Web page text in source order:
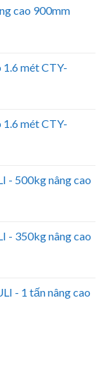
cao 900mm
1.6 mét CTY-
1.6 mét CTY-
- 500kg nâng cao
- 350kg nâng cao
- 1 tấn nâng cao